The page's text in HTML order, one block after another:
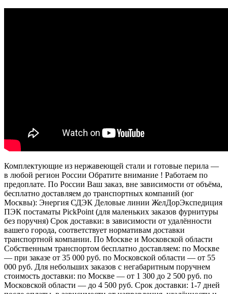
Комплектующие из нержавеющей стали и готовые перила —
в любой регион России Обратите внимание ! Работаем по
предоплате. По России Ваш заказ, вне зависимости от объёма,
бесплатно доставляем до транспортных компаний (юг
Москвы): Энергия СДЭК Деловые линии ЖелДорЭкспедиция
ПЭК постаматы PickPoint (для маленьких заказов фурнитуры
без поручня) Срок доставки: в зависимости от удалённости
вашего города, соответствует нормативам доставки
транспортной компании. По Москве и Московской области
Собственным транспортом бесплатно доставляем: по Москве
— при заказе от 35 000 руб. по Московской области — от 55
000 руб. Для небольших заказов с негабаритным поручнем
стоимость доставки: по Москве — от 1 300 до 2 500 руб. по
Московской области — до 4 500 руб. Срок доставки: 1-7 дней